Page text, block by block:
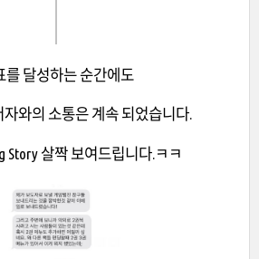
를 달성하는 순간에도
와의 소통은 계속 되었습니다.
Story 살짝 보여드립니다.ㅋㅋ